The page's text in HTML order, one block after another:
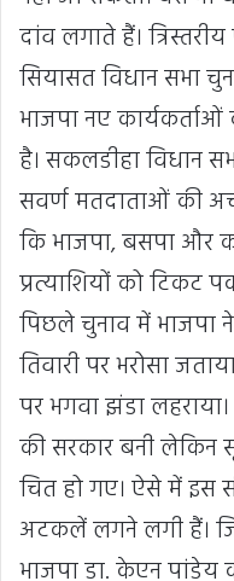
दांव लगाते हैं।
सियासत विधान सभा
भाजपा नए
है। सकलडीहा विधान
सवर्ण मतदाताओं की
कि भाजपा, बसपा और
प्रत्याशियों को टिकट
पिछले चुनाव में भाजपा
तिवारी पर भरोसा
पर भगवा झंडा
की सरकार बनी लेकिन
चित हो गए। ऐसे में इस
अटकलें लगने लगी हैं।
भाजपा डा. केएन पांडेय